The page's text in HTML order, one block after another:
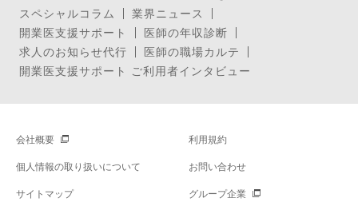
スペシャルコラム
業界ニュース
開業医支援サポート
医師の年収診断
求人のお知らせ代行
医師の職場カルテ
開業医支援サポート ご利用者インタビュー
会社概要 利用規約
個人情報の取り扱いについて お問い合わせ
サイトマップ グループ企業